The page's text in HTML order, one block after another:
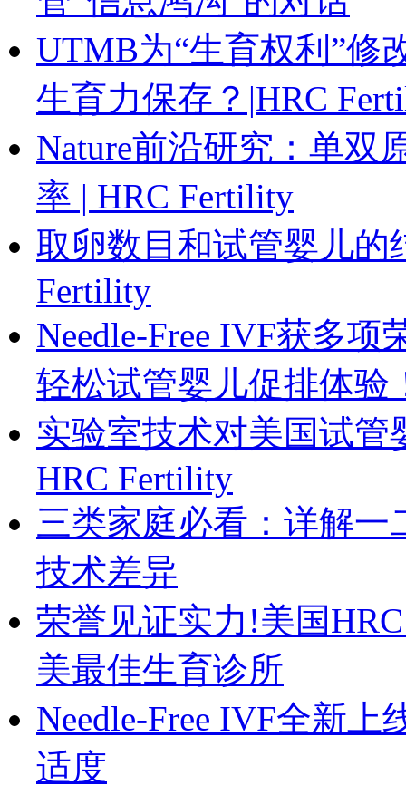
UTMB为“生育权利”修
生育力保存？|HRC
Nature前沿研究：单双
率 | HRC Fertility
取卵数目和试管婴儿的
Fertility
Needle-Free IVF获多
轻松试管婴儿促排体验
实验室技术对美国试管
HRC Fertility
三类家庭必看：详解一
技术差异
荣誉见证实力!美国
美最佳生育诊所
Needle-Free IVF全新
适度